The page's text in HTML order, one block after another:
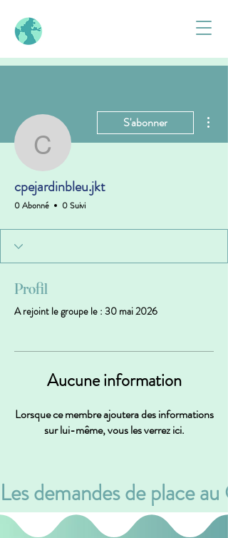
cpejardinbleu.jkt
S'abonner
cpejardinbleu.jkt
0 Abonné 0 Suivi
Profil
A rejoint le groupe le : 30 mai 2026
Aucune information
Lorsque ce membre ajoutera des informations
sur lui-même, vous les verrez ici.
Les demandes de place